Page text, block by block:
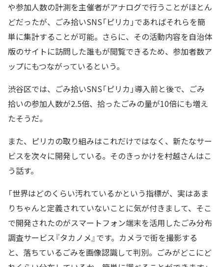
や参加人数の計測を主催者がアナログで行うことがほとん
どだったが、ごみ拾いSNS「ピリカ」であればそれらを簡
単に集計することが可能。さらに、その活動内容を自治体
版のサイトに訪問した誰もが閲覧できるため、参加者数ア
ップにもつながっているという。
渋谷区では、ごみ拾いSNS「ピリカ」導入前と後で、ごみ
拾いの参加人数が2.5倍、拾ったごみの量が10倍にも増え
たそうだ。
また、ピリカの取り組みはこれだけではなく、新たなサー
ビスを次々に開発している。そのきっかけを村越さんはこ
う話す。
「世界はどのくらい汚れているかという指標が、実はあま
りちゃんと定義されていないことに気が付きまして、そこ
で開発されたのがスマートフォン端末を活用したごみ分布
調査サービス『タカノメ』です。カメラで街を撮影する
と、落ちているごみを画像認識して判別。ごみがどこにど